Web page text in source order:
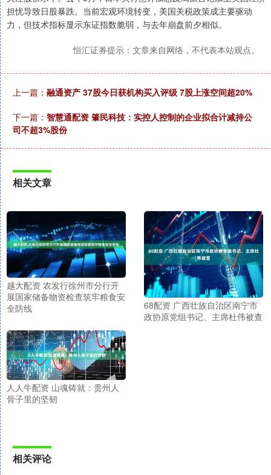
担忧导致日股暴跌。当前宏观环境转变，美国关税政策成主要驱动
力，但技术指标显示东证指数脆弱，与去年崩盘前夕相似。
恒汇证券提示：文章来自网络，不代表本站观点。
上一篇： 融通资产 37股今日获机构买入评级 7股上涨空间超20%
下一篇： 智慧通配资 肇民科技：实控人控制的企业拟合计减持公
司不超3%股份
相关文章
越大配资 农发行徐州市分行开
展国家储备物资检查筑牢粮食安
全防线
68配资 广西壮族自治区南宁市
政协原党组书记、主席杜伟被查
人人牛配资 山魂铸就：贵州人
骨子里的坚韧
相关评论